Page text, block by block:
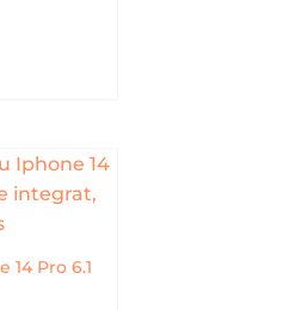
Pro 6.1